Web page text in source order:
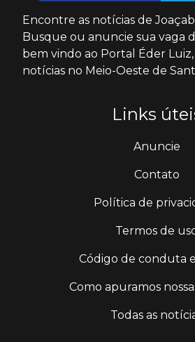
Encontre as notícias de
Busque ou anuncie sua vaga
bem vindo ao Portal Éder
notícias no Meio-Oeste de
Links
Anuncie
Contato
Política de
Termos de
Código de conduta
Como apuramos
Todas as